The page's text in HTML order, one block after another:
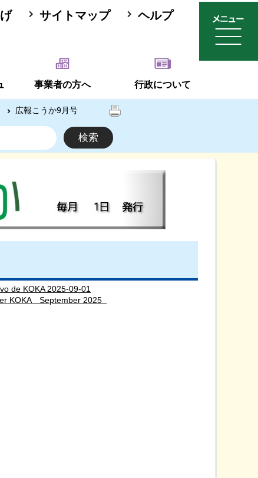
サイトマップ ヘルプ
事業者の方へ 行政について
広報こうか9月号
de KOKA 2025-09-01
KOKA September 2025